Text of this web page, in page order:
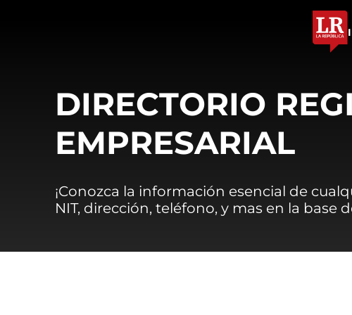
DIRECTORIO
EMPRESARIAL
¡Conozca la información esencial de
NIT, dirección, teléfono, y mas en la base